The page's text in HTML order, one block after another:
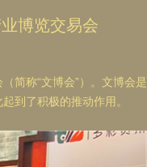
博览交易会
简称“文博会”）。文博会是
到了积极的推动作用。